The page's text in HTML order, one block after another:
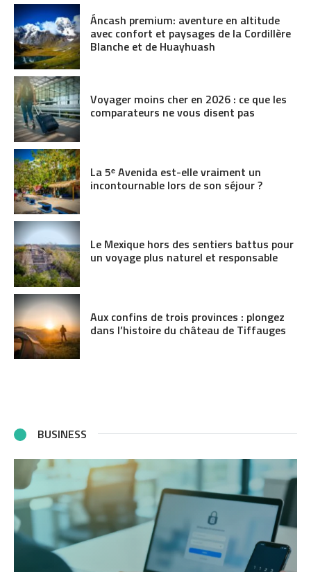
Áncash premium: aventure en altitude
avec confort et paysages de la Cordillère
Blanche et de Huayhuash
Voyager moins cher en 2026 : ce que les
comparateurs ne vous disent pas
La 5ᵉ Avenida est-elle vraiment un
incontournable lors de son séjour ?
Le Mexique hors des sentiers battus pour
un voyage plus naturel et responsable
Aux confins de trois provinces : plongez
dans l’histoire du château de Tiffauges
BUSINESS